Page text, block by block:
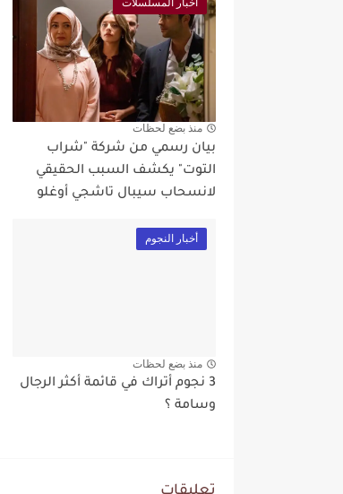
أخبار المسلسلات
منذ بضع لحظات
بيان رسمي من شركة "شراب
التوت" يكشف السبب الحقيقي
لانسحاب سيبال تاشجي أوغلو
أخبار النجوم
منذ بضع لحظات
3 نجوم أتراك في قائمة أكثر الرجال
وسامة ؟